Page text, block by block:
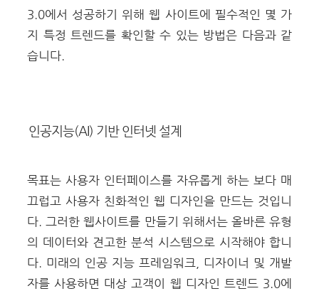
3.0에서 성공하기 위해 웹 사이트에 필수적인 몇 가
지 특정 트렌드를 확인할 수 있는 방법은 다음과 같
습니다.
인공지능(AI) 기반 인터넷 설계
목표는 사용자 인터페이스를 자유롭게 하는 보다 매
끄럽고 사용자 친화적인 웹 디자인을 만드는 것입니
다. 그러한 웹사이트를 만들기 위해서는 올바른 유형
의 데이터와 견고한 분석 시스템으로 시작해야 합니
다. 미래의 인공 지능 프레임워크, 디자이너 및 개발
자를 사용하면 대상 고객이 웹 디자인 트렌드 3.0에